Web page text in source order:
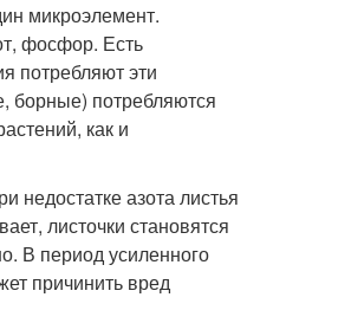
микроэлемент.
фосфор. Есть
потребляют эти
борные) потребляются
как и
азота листья
листочки становятся
В период усиленного
причинить вред